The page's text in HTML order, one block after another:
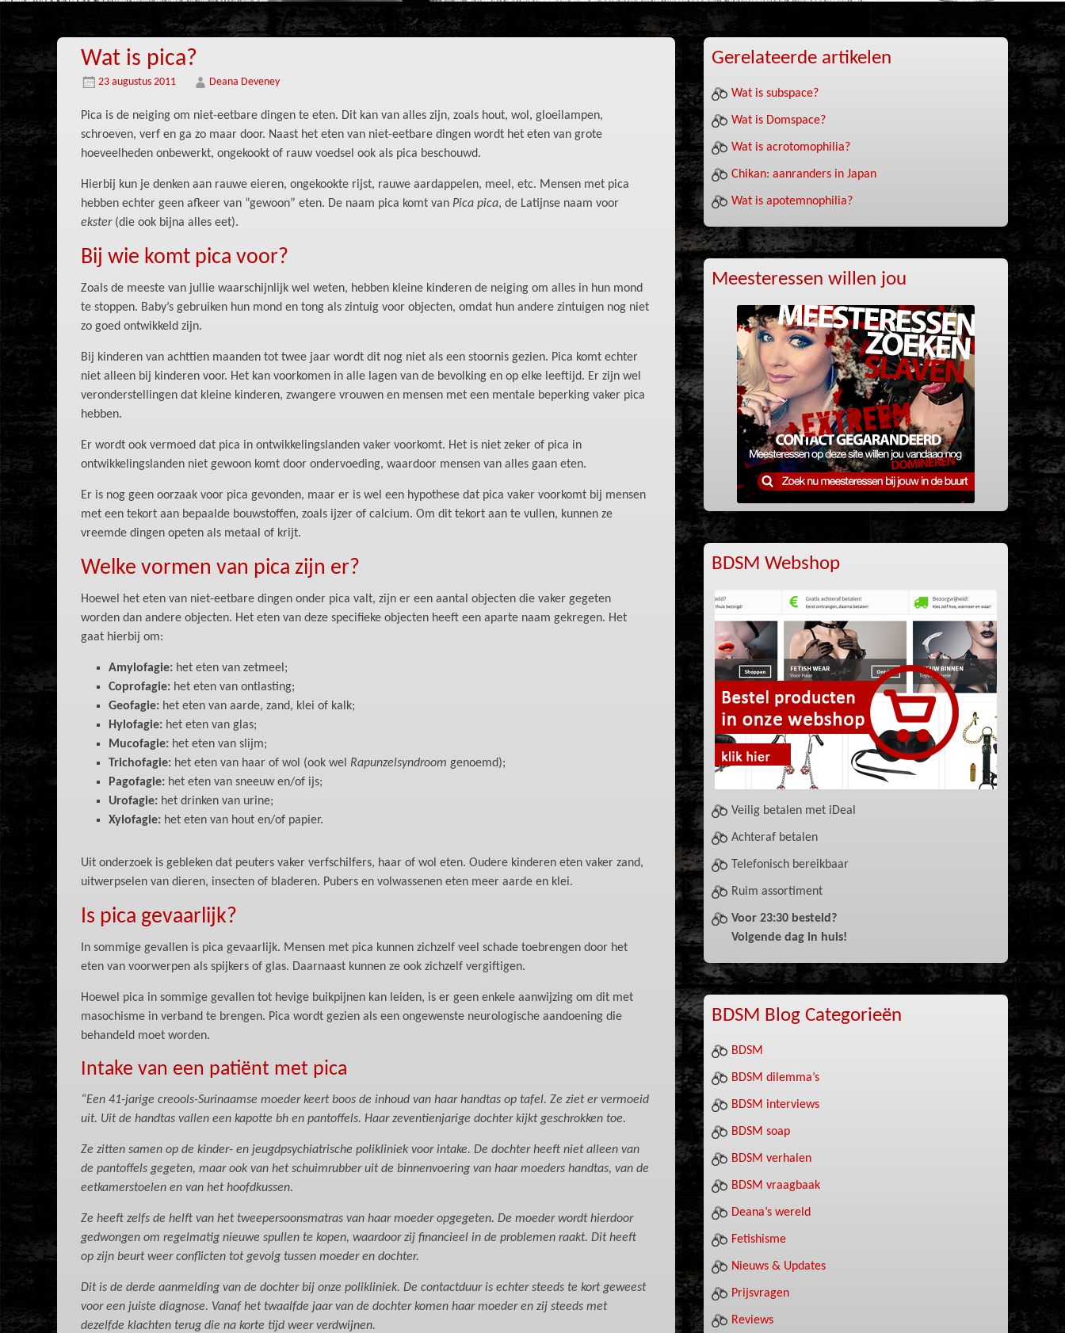
Wat is pica?
23 augustus 2011 Deana Deveney
Pica is de neiging om niet-eetbare dingen te eten. Dit kan van alles zijn, zoals hout, wol, gloeilampen,
schroeven, verf en ga zo maar door. Naast het eten van niet-eetbare dingen wordt het eten van grote
hoeveelheden onbewerkt, ongekookt of rauw voedsel ook als pica beschouwd.
Hierbij kun je denken aan rauwe eieren, ongekookte rijst, rauwe aardappelen, meel, etc. Mensen met pica
hebben echter geen afkeer van “gewoon” eten. De naam pica komt van Pica pica, de Latijnse naam voor
ekster(die ook bijna alles eet).
Bij wie komt pica voor?
Zoals de meeste van jullie waarschijnlijk wel weten, hebben kleine kinderen de neiging om alles in hun mond
te stoppen. Baby’s gebruiken hun mond en tong als zintuig voor objecten, omdat hun andere zintuigen nog niet
zo goed ontwikkeld zijn.
Bij kinderen van achttien maanden tot twee jaar wordt dit nog niet als een stoornis gezien. Pica komt echter
niet alleen bij kinderen voor. Het kan voorkomen in alle lagen van de bevolking en op elke leeftijd. Er zijn wel
veronderstellingen dat kleine kinderen, zwangere vrouwen en mensen met een mentale beperking vaker pica
hebben.
Er wordt ook vermoed dat pica in ontwikkelingslanden vaker voorkomt. Het is niet zeker of pica in
ontwikkelingslanden niet gewoon komt door ondervoeding, waardoor mensen van alles gaan eten.
Er is nog geen oorzaak voor pica gevonden, maar er is wel een hypothese dat pica vaker voorkomt bij mensen
met een tekort aan bepaalde bouwstoffen, zoals ijzer of calcium. Om dit tekort aan te vullen, kunnen ze
vreemde dingen opeten als metaal of krijt.
Welke vormen van pica zijn er?
Hoewel het eten van niet-eetbare dingen onder pica valt, zijn er een aantal objecten die vaker gegeten
worden dan andere objecten. Het eten van deze specifieke objecten heeft een aparte naam gekregen. Het
gaat hierbij om:
Amylofagie: het eten van zetmeel;
Coprofagie: het eten van ontlasting;
Geofagie: het eten van aarde, zand, klei of kalk;
Hylofagie: het eten van glas;
Mucofagie: het eten van slijm;
Trichofagie: het eten van haar of wol (ook wel Rapunzelsyndroom genoemd);
Pagofagie: het eten van sneeuw en/of ijs;
Urofagie: het drinken van urine;
Xylofagie: het eten van hout en/of papier.
Uit onderzoek is gebleken dat peuters vaker verfschilfers, haar of wol eten. Oudere kinderen eten vaker zand,
uitwerpselen van dieren, insecten of bladeren. Pubers en volwassenen eten meer aarde en klei.
Is pica gevaarlijk?
In sommige gevallen is pica gevaarlijk. Mensen met pica kunnen zichzelf veel schade toebrengen door het
eten van voorwerpen als spijkers of glas. Daarnaast kunnen ze ook zichzelf vergiftigen.
Hoewel pica in sommige gevallen tot hevige buikpijnen kan leiden, is er geen enkele aanwijzing om dit met
masochisme in verband te brengen. Pica wordt gezien als een ongewenste neurologische aandoening die
behandeld moet worden.
Intake van een patiënt met pica
“Een 41-jarige creools-Surinaamse moeder keert boos de inhoud van haar handtas op tafel. Ze ziet er vermoeid
uit. Uit de handtas vallen een kapotte bh en pantoffels. Haar zeventienjarige dochter kijkt geschrokken toe.
Ze zitten samen op de kinder- en jeugdpsychiatrische polikliniek voor intake. De dochter heeft niet alleen van
de pantoffels gegeten, maar ook van het schuimrubber uit de binnenvoering van haar moeders handtas, van de
eetkamerstoelen en van het hoofdkussen.
Ze heeft zelfs de helft van het tweepersoonsmatras van haar moeder opgegeten. De moeder wordt hierdoor
gedwongen om regelmatig nieuwe spullen te kopen, waardoor zij financieel in de problemen raakt. Dit heeft
op zijn beurt weer conflicten tot gevolg tussen moeder en dochter.
Dit is de derde aanmelding van de dochter bij onze polikliniek. De contactduur is echter steeds te kort geweest
voor een juiste diagnose. Vanaf het twaalfde jaar van de dochter komen haar moeder en zij steeds met
dezelfde klachten terug die na korte tijd weer verdwijnen.
Gerelateerde artikelen
Wat is subspace?
Wat is Domspace?
Wat is acrotomophilia?
Chikan: aanranders in Japan
Wat is apotemnophilia?
Meesteressen willen jou
BDSM Webshop
Veilig betalen met iDeal
Achteraf betalen
Telefonisch bereikbaar
Ruim assortiment
Voor 23:30 besteld?
Volgende dag in huis!
BDSM Blog Categorieën
BDSM
BDSM dilemma’s
BDSM interviews
BDSM soap
BDSM verhalen
BDSM vraagbaak
Deana’s wereld
Fetishisme
Nieuws & Updates
Prijsvragen
Reviews